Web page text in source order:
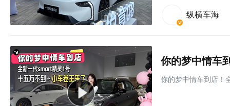
纵横车海
你的梦中情车到店！